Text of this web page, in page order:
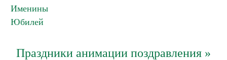
Именины
Юбилей
Праздники анимации поздравления »